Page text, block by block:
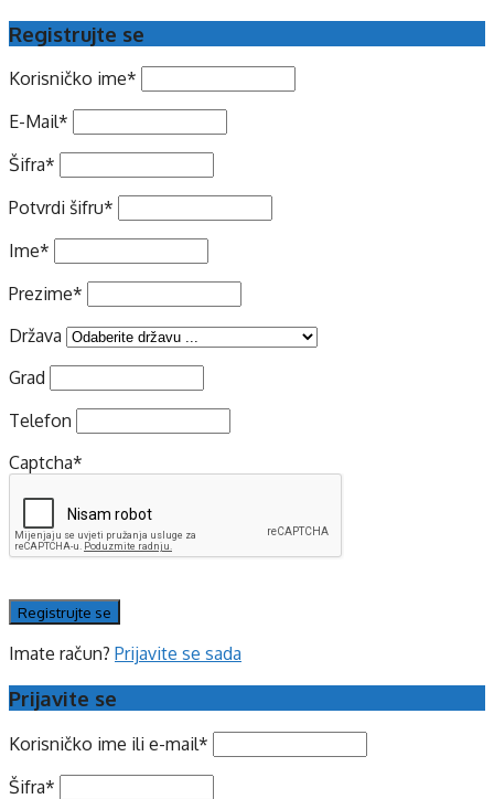
Registrujte se
Korisničko ime*
E-Mail*
Šifra*
Potvrdi šifru*
Ime*
Prezime*
Država
Grad
Telefon
Captcha*
Imate račun? Prijavite se sada
Prijavite se
Korisničko ime ili e-mail*
Šifra*